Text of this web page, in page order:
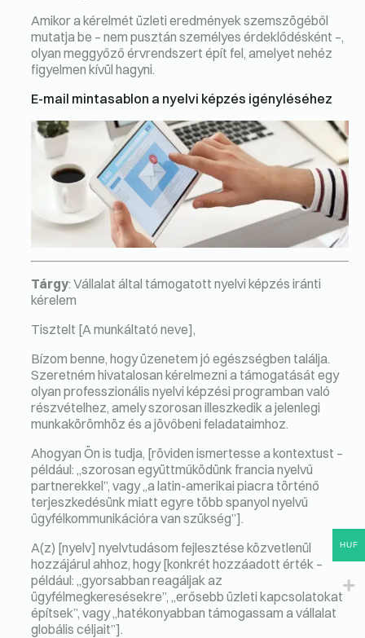
Amikor a kérelmét üzleti eredmények szemszögéből
mutatja be – nem pusztán személyes érdeklődésként –,
olyan meggyőző érvrendszert épít fel, amelyet nehéz
figyelmen kívül hagyni.
E-mail mintasablon a nyelvi képzés igényléséhez
Tárgy: Vállalat által támogatott nyelvi képzés iránti
kérelem
Tisztelt [A munkáltató neve],
Bízom benne, hogy üzenetem jó egészségben találja.
Szeretném hivatalosan kérelmezni a támogatását egy
olyan professzionális nyelvi képzési programban való
részvételhez, amely szorosan illeszkedik a jelenlegi
munkakörömhöz és a jövőbeni feladataimhoz.
Ahogyan Ön is tudja, [röviden ismertesse a kontextust –
például: „szorosan együttműködünk francia nyelvű
partnerekkel”, vagy „a latin-amerikai piacra történő
terjeszkedésünk miatt egyre több spanyol nyelvű
ügyfélkommunikációra van szükség”].
A(z) [nyelv] nyelvtudásom fejlesztése közvetlenül
hozzájárul ahhoz, hogy [konkrét hozzáadott érték –
például: „gyorsabban reagáljak az
ügyfélmegkeresésekre”, „erősebb üzleti kapcsolatokat
építsek”, vagy „hatékonyabban támogassam a vállalat
globális céljait”].
HUF